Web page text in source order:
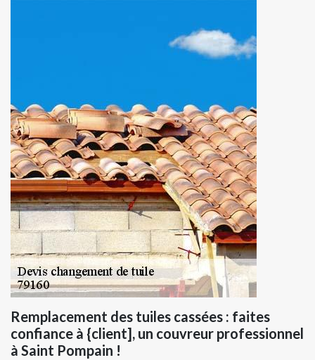
Remplacement des tuiles cassées : faites
confiance à {client], un couvreur professionnel
à Saint Pompain !